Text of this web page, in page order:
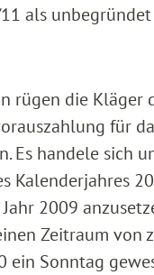
als unbegründet
rügen die Kläger
für
Es handele sich
Kalenderjahres
Jahr 2009
Zeitraum von
ein Sonntag